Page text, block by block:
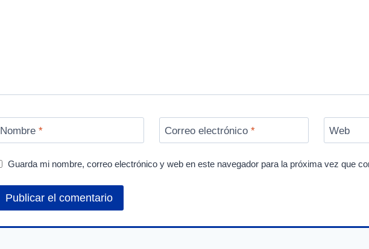
Nombre * Correo electrónico * Web
Guarda mi nombre, correo electrónico y web en este navegador para la próxima vez que